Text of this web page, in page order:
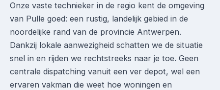
Onze vaste technieker in de regio kent de omgeving
van Pulle goed: een rustig, landelijk gebied in de
noordelijke rand van de provincie Antwerpen.
Dankzij lokale aanwezigheid schatten we de situatie
snel in en rijden we rechtstreeks naar je toe. Geen
centrale dispatching vanuit een ver depot, wel een
ervaren vakman die weet hoe woningen en